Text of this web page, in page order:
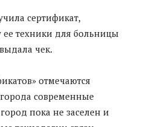
сертификат,
техники для больницы
чек.
отмечаются
современные
пока не заселен и